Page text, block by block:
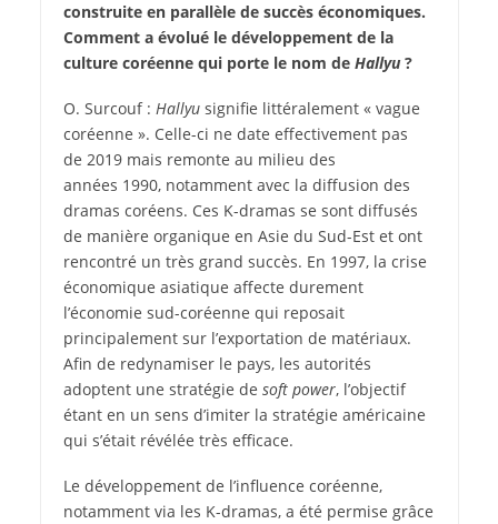
construite en parallèle de succès économiques.
Comment a évolué le développement de la
culture coréenne qui porte le nom de Hallyu?
O. Surcouf : Hallyusignifie littéralement « vague
coréenne ». Celle-ci ne date effectivement pas
de 2019 mais remonte au milieu des
années 1990, notamment avec la diffusion des
dramas coréens. Ces K-dramas se sont diffusés
de manière organique en Asie du Sud-Est et ont
rencontré un très grand succès. En 1997, la crise
économique asiatique affecte durement
l’économie sud-coréenne qui reposait
principalement sur l’exportation de matériaux.
Afin de redynamiser le pays, les autorités
adoptent une stratégie de soft power, l’objectif
étant en un sens d’imiter la stratégie américaine
qui s’était révélée très efficace.
Le développement de l’influence coréenne,
notamment via les K-dramas, a été permise grâce